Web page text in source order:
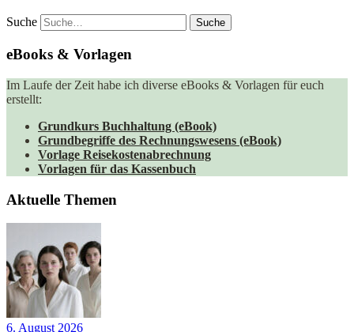
Suche
eBooks & Vorlagen
Im Laufe der Zeit habe ich diverse eBooks & Vorlagen für euch
erstellt:
Grundkurs Buchhaltung (eBook)
Grundbegriffe des Rechnungswesens (eBook)
Vorlage Reisekostenabrechnung
Vorlagen für das Kassenbuch
Aktuelle Themen
6. August 2026